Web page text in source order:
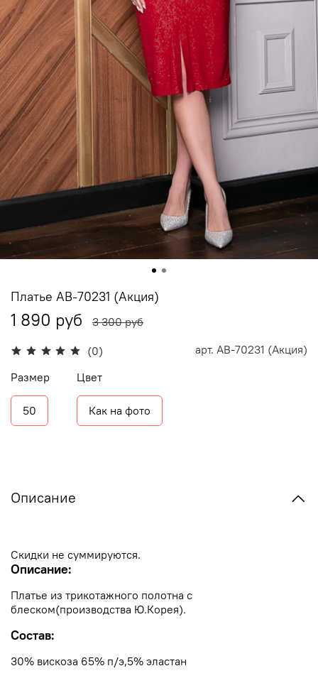
(0) арт. АВ-70231 (Акция)
Платье АВ-70231 (Акция)
1 890 руб 3 300 руб
Размер
50
Цвет
Как на фото
Описание
Скидки не суммируются.
Описание:
Платье из трикотажного полотна с
блеском(производства Ю.Корея).
Cостав:
30% вискоза 65% п/э,5% эластан